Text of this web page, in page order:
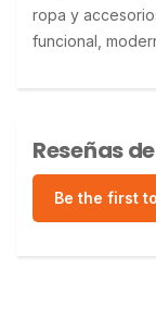
ropa y
funcional,
Reseñas
Be the first